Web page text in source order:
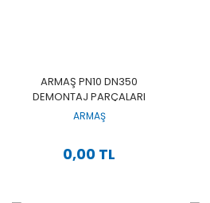
ARMAŞ PN10 DN350
DEMONTAJ PARÇALARI
ARMAŞ
0,00 TL